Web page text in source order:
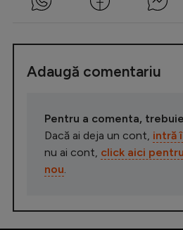
Adaugă comentariu
Pentru a comenta,
Dacă ai deja un cont, intră
nu ai cont, click aici
nou